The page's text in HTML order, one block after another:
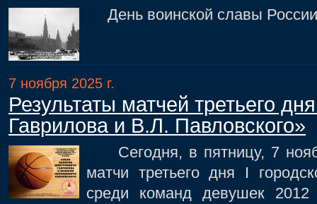
День воинской славы России
7 ноября 2025 г.
Результаты матчей третьего
Гаврилова и В.Л. Павловского»
Сегодня, в пятницу, 7
матчи третьего дня I
среди команд девушек